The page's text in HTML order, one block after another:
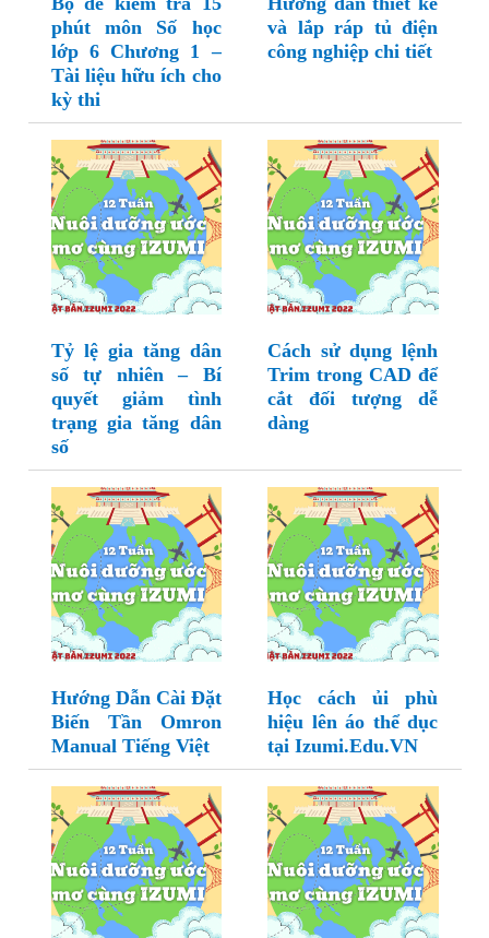
phút môn Số học
lớp 6 Chương 1 –
Tài liệu hữu ích cho
kỳ thi
và lắp ráp tủ điện
công nghiệp chi tiết
Tỷ lệ gia tăng dân
số tự nhiên – Bí
quyết giảm tình
trạng gia tăng dân
số
Cách sử dụng lệnh
Trim trong CAD để
cắt đối tượng dễ
dàng
Hướng Dẫn Cài Đặt
Biến Tần Omron
Manual Tiếng Việt
Học cách ủi phù
hiệu lên áo thể dục
tại Izumi.Edu.VN